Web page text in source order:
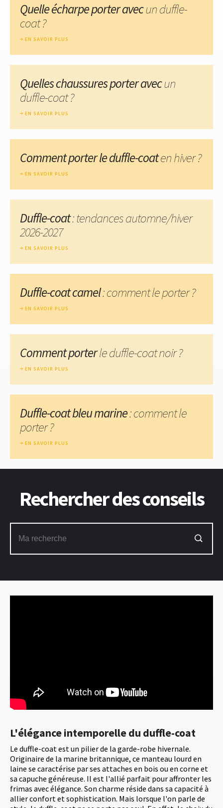
L'élégance intemporelle du duffle-coat
Le duffle-coat est un pilier de la garde-robe hivernale.
Originaire de la marine britannique, ce manteau lourd en
laine se caractérise par ses attaches en bois ou en corne et
sa capuche généreuse. Il est l'allié parfait pour affronter les
frimas avec élégance. Son charme réside dans sa capacité à
allier confort et sophistication. Mais lorsque l'on parle de
Quelle écharpe porter avecun duffle-
coat ?
EN SAVOIR PLUS
Quelles chaussures porter avecun
duffle-coat ?
EN SAVOIR PLUS
Comment porter le duffle-coaten hiver ?
EN SAVOIR PLUS
Duffle-coat: tendances automne/hiver
2026-2027
EN SAVOIR PLUS
Duffle-coat camel: comment le porter ?
EN SAVOIR PLUS
Comment porterle duffle-coat noir ?
EN SAVOIR PLUS
Duffle-coat bleu marine: comment le
porter ?
EN SAVOIR PLUS
Rechercher des conseils